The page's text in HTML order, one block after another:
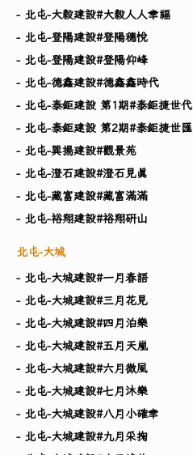
- 北屯-大毅建設#大毅人人幸福
- 北屯-登陽建設#登陽穗悅
- 北屯-登陽建設#登陽仰峰
- 北屯-德鑫建設#德鑫鑫時代
- 北屯-泰鉅建設 第1期#泰鉅捷世代
- 北屯-泰鉅建設 第2期#泰鉅捷世匯
- 北屯-巽揚建設#觀景苑
- 北屯-澄石建設#澄石見真
- 北屯-藏富建設#藏富滿滿
- 北屯-裕翔建設#裕翔研山
北屯-大城
- 北屯-大城建設#一月春語
- 北屯-大城建設#三月花見
- 北屯-大城建設#四月泊樂
- 北屯-大城建設#五月天嵐
- 北屯-大城建設#六月微風
- 北屯-大城建設#七月沐樂
- 北屯-大城建設#八月小確幸
- 北屯-大城建設#九月采掬